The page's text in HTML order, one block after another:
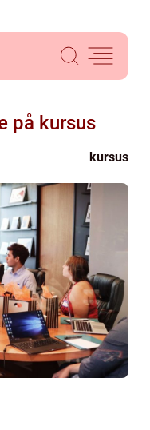
på kursus
kursus